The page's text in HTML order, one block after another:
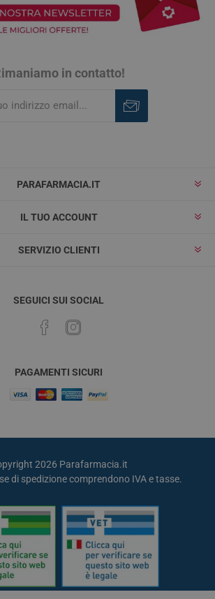
in contatto!
PARAFARMACIA.IT
IL TUO ACCOUNT
SERVIZIO CLIENTI
SEGUICI SUI SOCIAL
PAGAMENTI SICURI
2026 Parafarmacia.it
di spedizione comprendono IVA e tasse.